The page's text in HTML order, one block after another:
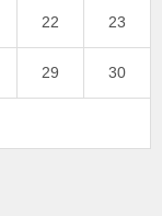
22 23
29 30